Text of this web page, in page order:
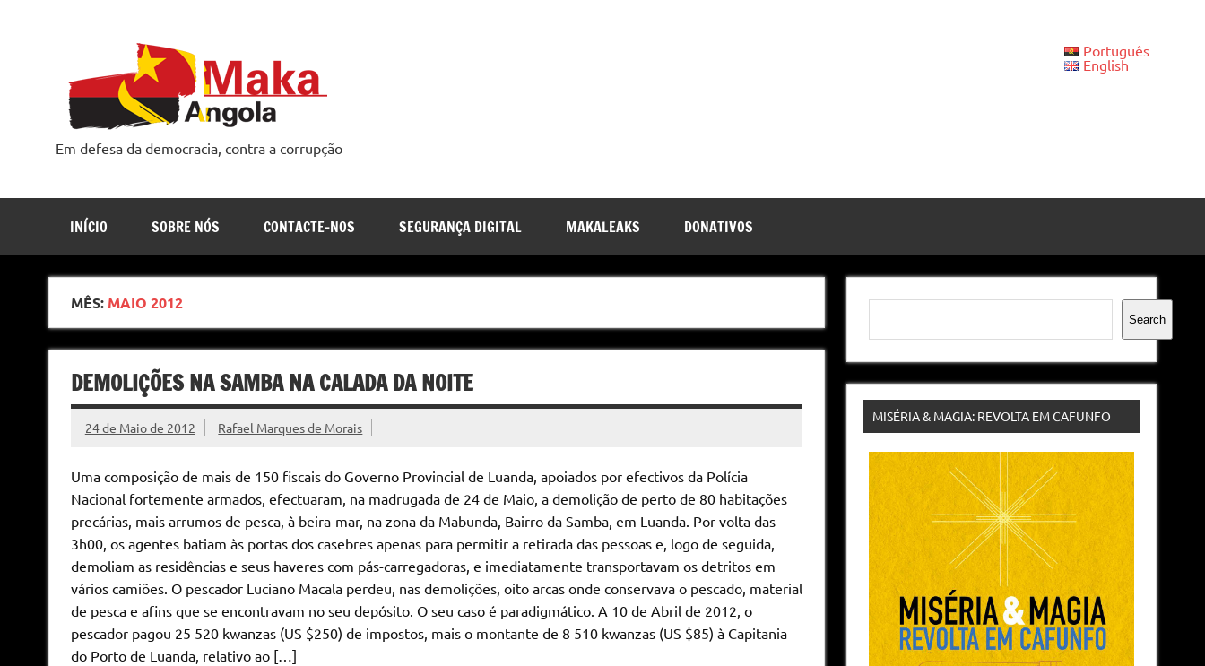
Em defesa da democracia, contra a corrupção
Português
English
INÍCIO SOBRE NÓS CONTACTE-NOS SEGURANÇA DIGITAL MAKALEAKS DONATIVOS
MÊS: MAIO 2012
DEMOLIÇÕES NA SAMBA NA CALADA DA NOITE
24 de Maio de 2012 Rafael Marques de Morais
Uma composição de mais de 150 fiscais do Governo Provincial de Luanda, apoiados por efectivos da Polícia
Nacional fortemente armados, efectuaram, na madrugada de 24 de Maio, a demolição de perto de 80 habitações
precárias, mais arrumos de pesca, à beira-mar, na zona da Mabunda, Bairro da Samba, em Luanda. Por volta das
3h00, os agentes batiam às portas dos casebres apenas para permitir a retirada das pessoas e, logo de seguida,
demoliam as residências e seus haveres com pás-carregadoras, e imediatamente transportavam os detritos em
vários camiões. O pescador Luciano Macala perdeu, nas demolições, oito arcas onde conservava o pescado, material
de pesca e afins que se encontravam no seu depósito. O seu caso é paradigmático. A 10 de Abril de 2012, o
pescador pagou 25 520 kwanzas (US $250) de impostos, mais o montante de 8 510 kwanzas (US $85) à Capitania
do Porto de Luanda, relativo ao […]
Pesquisar
Search
MISÉRIA & MAGIA: REVOLTA EM CAFUNFO